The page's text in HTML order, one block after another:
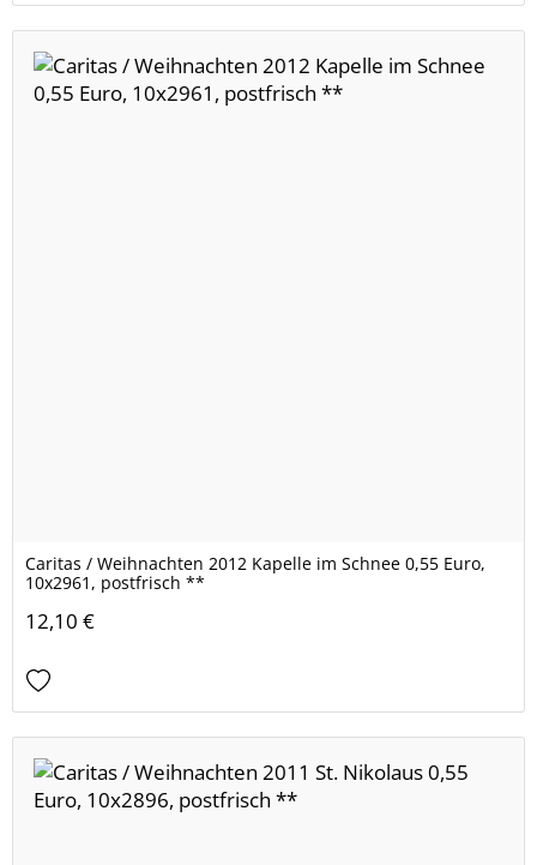
Caritas / Weihnachten 2012 Kapelle im Schnee 0,55 Euro,
10x2961, postfrisch **
12,10 €